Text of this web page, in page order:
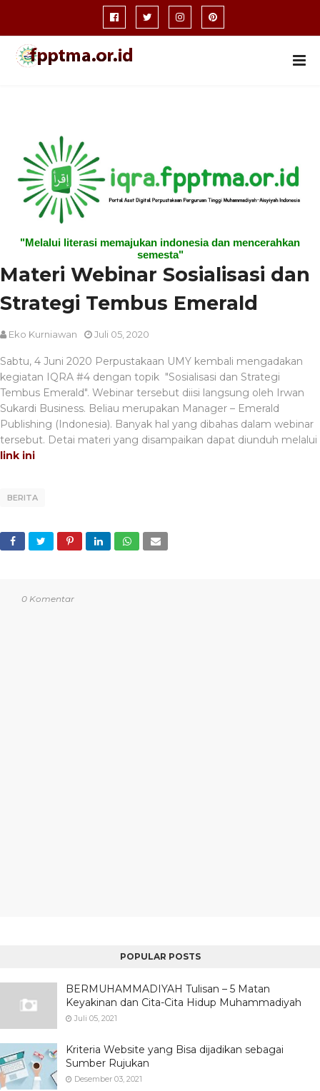
"Melalui literasi memajukan indonesia dan mencerahkan
semesta"
Materi Webinar Sosialisasi dan
Strategi Tembus Emerald
Eko Kurniawan Juli 05, 2020
Sabtu, 4 Juni 2020 Perpustakaan UMY kembali mengadakan
kegiatan IQRA #4 dengan topik "Sosialisasi dan Strategi
Tembus Emerald". Webinar tersebut diisi langsung oleh Irwan
Sukardi Business. Beliau merupakan Manager – Emerald
Publishing (Indonesia). Banyak hal yang dibahas dalam webinar
tersebut. Detai materi yang disampaikan dapat diunduh melalui
link ini
BERITA
0 Komentar
POPULAR POSTS
BERMUHAMMADIYAH Tulisan – 5 Matan
Keyakinan dan Cita-Cita Hidup Muhammadiyah
Juli 05, 2021
Kriteria Website yang Bisa dijadikan sebagai
Sumber Rujukan
Desember 03, 2021